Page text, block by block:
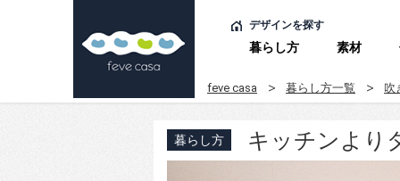
デザインを探す
暮らし方 素材
feve casa 暮らし方一覧 吹
暮らし方 キッチンより